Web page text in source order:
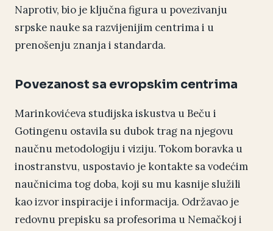
Naprotiv, bio je ključna figura u povezivanju
srpske nauke sa razvijenijim centrima i u
prenošenju znanja i standarda.
Povezanost sa evropskim centrima
Marinkovićeva studijska iskustva u Beču i
Gotingenu ostavila su dubok trag na njegovu
naučnu metodologiju i viziju. Tokom boravka u
inostranstvu, uspostavio je kontakte sa vodećim
naučnicima tog doba, koji su mu kasnije služili
kao izvor inspiracije i informacija. Održavao je
redovnu prepisku sa profesorima u Nemačkoj i